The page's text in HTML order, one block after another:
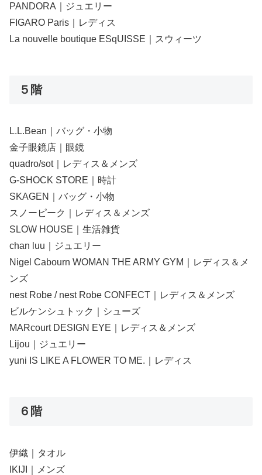
PANDORA｜ジュエリー
FIGARO Paris｜レディス
La nouvelle boutique ESqUISSE｜スウィーツ
５階
L.L.Bean｜バッグ・小物
金子眼鏡店｜眼鏡
quadro/sot｜レディス＆メンズ
G-SHOCK STORE｜時計
SKAGEN｜バッグ・小物
スノーピーク｜レディス＆メンズ
SLOW HOUSE｜生活雑貨
chan luu｜ジュエリー
Nigel Cabourn WOMAN THE ARMY GYM｜レディス＆メ
ンズ
nest Robe / nest Robe CONFECT｜レディス＆メンズ
ビルケンシュトック｜シューズ
MARcourt DESIGN EYE｜レディス＆メンズ
Lijou｜ジュエリー
yuni IS LIKE A FLOWER TO ME.｜レディス
６階
伊織｜タオル
IKIJI｜メンズ